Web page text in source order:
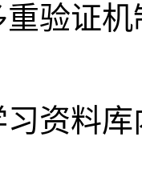
验证
资料